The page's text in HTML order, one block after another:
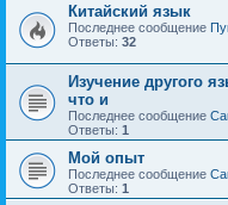
Китайский язык
Последнее сообщение
Ответы: 32
Изучение другого
что и
Последнее сообщение
Ответы: 1
Мой опыт
Последнее сообщение
Ответы: 1